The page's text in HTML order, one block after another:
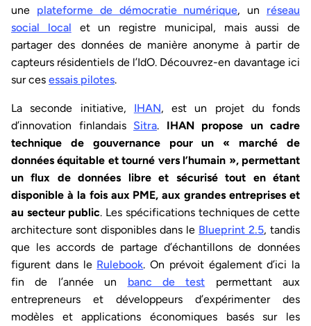
une plateforme de démocratie numérique, un réseau
social local et un registre municipal, mais aussi de
partager des données de manière anonyme à partir de
capteurs résidentiels de l’IdO. Découvrez-en davantage ici
sur ces essais pilotes.
La seconde initiative, IHAN, est un projet du fonds
d’innovation finlandais Sitra. IHAN
propose un cadre
technique de gouvernance pour un « marché de
données équitable et tourné vers l’humain », permettant
un flux de données libre et sécurisé tout en étant
disponible à la fois aux PME, aux grandes entreprises et
au secteur public. Les spécifications techniques de cette
architecture sont disponibles dans le Blueprint 2.5, tandis
que les accords de partage d’échantillons de données
figurent dans le Rulebook. On prévoit également d’ici la
fin de l’année un banc de test permettant aux
entrepreneurs et développeurs d’expérimenter des
modèles et applications économiques basés sur les